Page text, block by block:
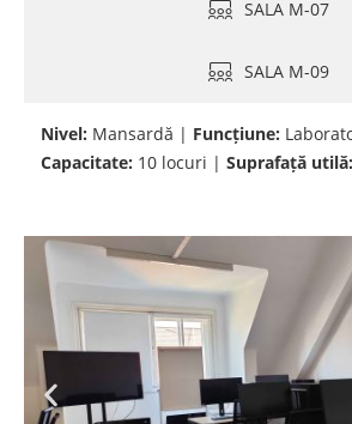
SALA M-07
SALA M-09
Nivel: Mansardă | Funcțiune:
Capacitate: 10 locuri | Suprafață utilă: